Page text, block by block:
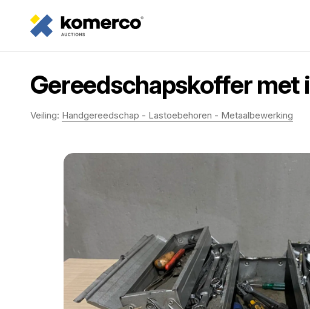
Gereedschapskoffer met
Veiling: Handgereedschap - Lastoebehoren - Metaalbewerking